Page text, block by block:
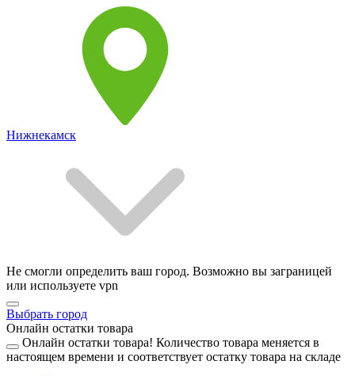
Нижнекамск
Не смогли определить ваш город. Возможно вы заграницей
или используете vpn
Выбрать город
Онлайн остатки товара
Онлайн остатки товара! Количество товара меняется в
настоящем времени и соответствует остатку товара на складе